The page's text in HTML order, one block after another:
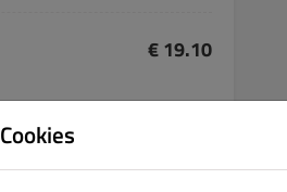
€ 19.10
Cookies